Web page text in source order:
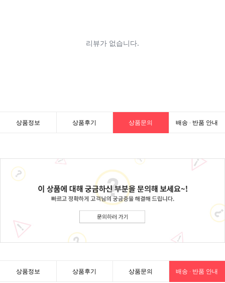
상품정보 상품후기 상품문의 배송 · 반품 안내
상품정보 상품후기 상품문의 배송 · 반품 안내